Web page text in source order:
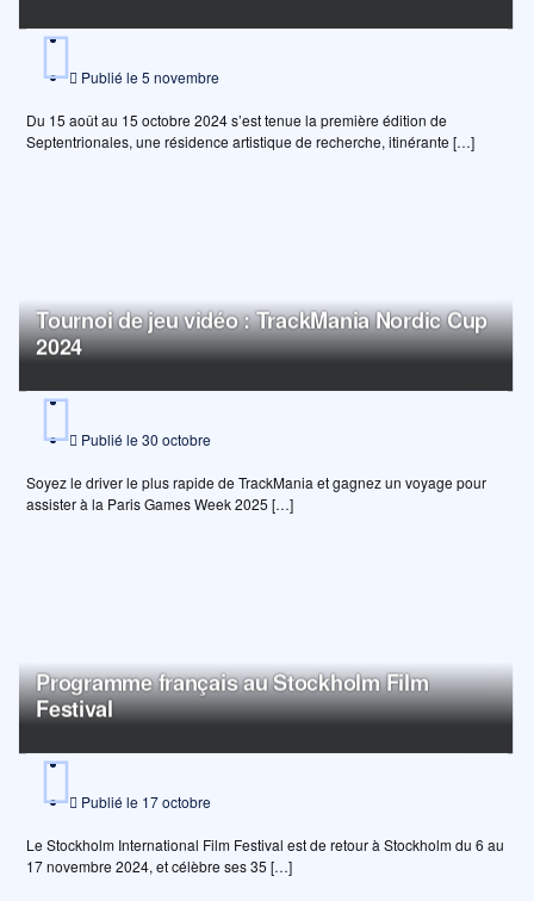
Publié le 5 novembre
Du 15 août au 15 octobre 2024 s’est tenue la première édition de
Septentrionales, une résidence artistique de recherche, itinérante […]
Tournoi de jeu vidéo : TrackMania Nordic Cup
2024
Publié le 30 octobre
Soyez le driver le plus rapide de TrackMania et gagnez un voyage pour
assister à la Paris Games Week 2025 […]
Programme français au Stockholm Film
Festival
Publié le 17 octobre
Le Stockholm International Film Festival est de retour à Stockholm du 6 au
17 novembre 2024, et célèbre ses 35 […]